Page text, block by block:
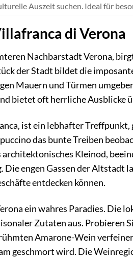
Auszeit suchen. Ideal für
di Verona
Nachbarstadt Verona,
der Stadt bildet die
Mauern und Türmen
bietet oft herrliche Ausblicke
ist ein lebhafter
das bunte Treiben
Kleinod,
engen Gassen der Altstadt
entdecken können.
ein wahres Paradies. Die
Zutaten aus. Probieren
Amarone-Wein
geschmort wird. Die